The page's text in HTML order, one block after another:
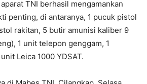
TNI berhasil mengamankan
penting, di antaranya, 1 pucuk pistol
rakitan, 5 butir amunisi kaliber 9
1 unit telepon genggam, 1
Leica 1000 YDSAT.